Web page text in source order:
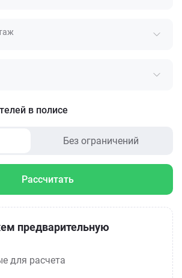
в полисе
Без ограничений
Рассчитать
предварительную
для расчета